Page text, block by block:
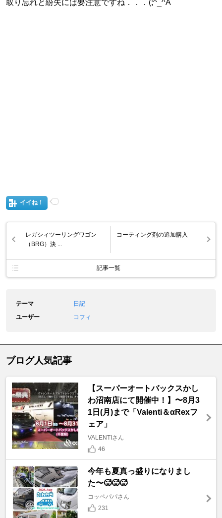
取り忘れと紛失には要注意ですね．．．(;^_^A
イイね！
レガシィツーリングワゴン
（BRG）決 ...
コーティング剤の追加購入
記事一覧
テーマ
日記
ユーザー
コフィ
ブログ人気記事
【スーパーオートバックスかし
わ沼南店にて開催中！】〜8月3
1日(月)まで「Valenti＆αRexフ
ェア」
VALENTIさん
46
今年も夏真っ盛りになりまし
た〜🥵🥵🥵
コッペパパさん
231